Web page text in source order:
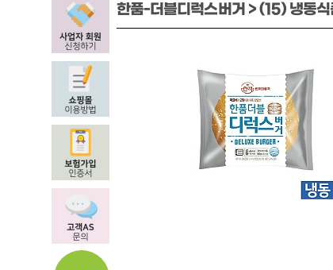
한품-더블디럭스버거 > (15) 냉동식